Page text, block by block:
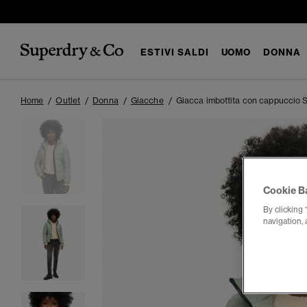
ESTIVI SALDI UOMO DONNA
Home Outlet Donna Giacche Giacca imbottita con cappuccio
Cookie
By clicking
navigation,